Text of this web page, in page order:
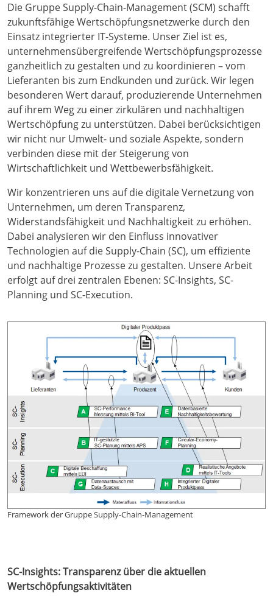
Die Gruppe Supply-Chain-Management (SCM) schafft
zukunftsfähige Wertschöpfungsnetzwerke durch den
Einsatz integrierter IT-Systeme. Unser Ziel ist es,
unternehmensübergreifende Wertschöpfungsprozesse
ganzheitlich zu gestalten und zu koordinieren – vom
Lieferanten bis zum Endkunden und zurück. Wir legen
besonderen Wert darauf, produzierende Unternehmen
auf ihrem Weg zu einer zirkulären und nachhaltigen
Wertschöpfung zu unterstützen. Dabei berücksichtigen
wir nicht nur Umwelt- und soziale Aspekte, sondern
verbinden diese mit der Steigerung von
Wirtschaftlichkeit und Wettbewerbsfähigkeit.
Wir konzentrieren uns auf die digitale Vernetzung von
Unternehmen, um deren Transparenz,
Widerstandsfähigkeit und Nachhaltigkeit zu erhöhen.
Dabei analysieren wir den Einfluss innovativer
Technologien auf die Supply-Chain (SC), um effiziente
und nachhaltige Prozesse zu gestalten. Unsere Arbeit
erfolgt auf drei zentralen Ebenen: SC-Insights, SC-
Planning und SC-Execution.
Framework der Gruppe Supply-Chain-Management
SC-Insights: Transparenz über die aktuellen
Wertschöpfungsaktivitäten